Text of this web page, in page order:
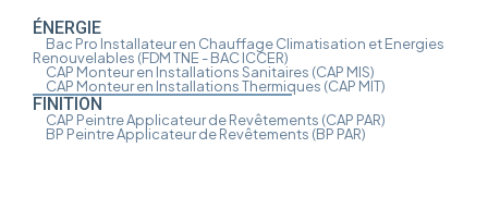
ÉNERGIE
Bac Pro Installateur en Chauffage Climatisation et Energies
Renouvelables (FDM TNE - BAC ICCER)
CAP Monteur en Installations Sanitaires (CAP MIS)
CAP Monteur en Installations Thermiques (CAP MIT)
FINITION
CAP Peintre Applicateur de Revêtements (CAP PAR)
BP Peintre Applicateur de Revêtements (BP PAR)